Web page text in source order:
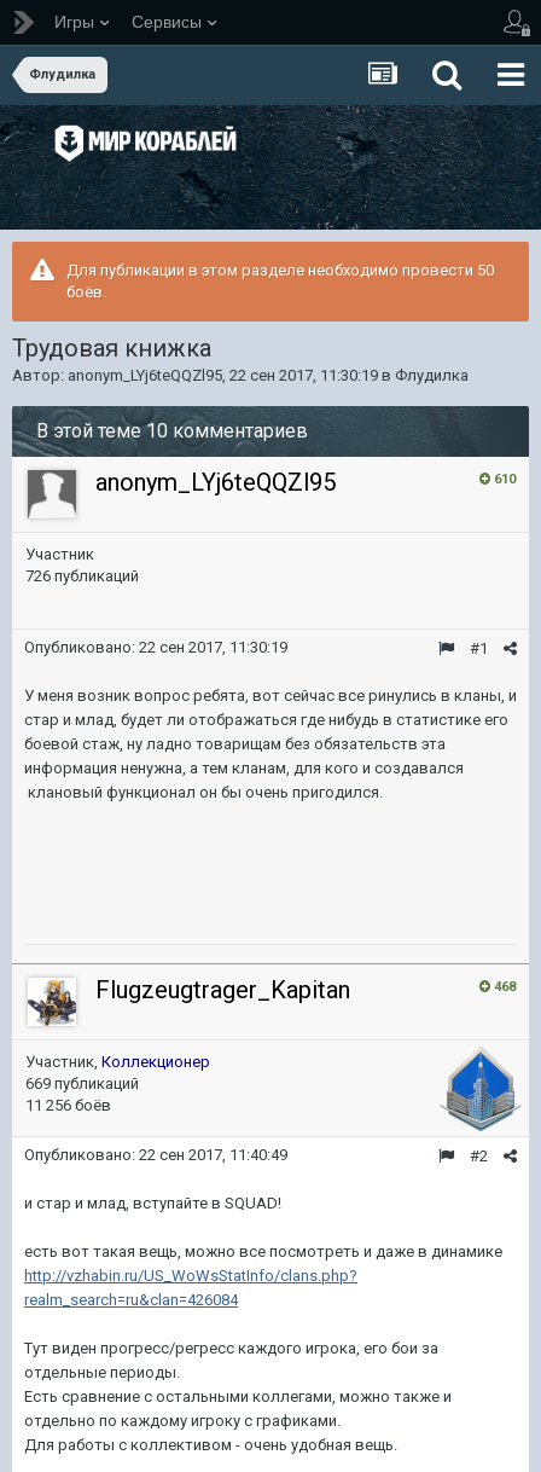
Игры Сервисы
Флудилка
Для публикации в этом разделе необходимо провести 50
боёв.
Трудовая книжка
Автор: anonym_LYj6teQQZl95, 22 сен 2017, 11:30:19 в Флудилка
В этой теме 10 комментариев
610
anonym_LYj6teQQZl95
Участник
726 публикаций
#1
Опубликовано: 22 сен 2017, 11:30:19
У меня возник вопрос ребята, вот сейчас все ринулись в кланы, и
стар и млад, будет ли отображаться где нибудь в статистике его
боевой стаж, ну ладно товарищам без обязательств эта
информация ненужна, а тем кланам, для кого и создавался
клановый функционал он бы очень пригодился.
468
Flugzeugtrager_Kapitan
Участник, Коллекционер
669 публикаций
11 256 боёв
#2
Опубликовано: 22 сен 2017, 11:40:49
и стар и млад, вступайте в SQUAD!
есть вот такая вещь, можно все посмотреть и даже в динамике
http://vzhabin.ru/US_WoWsStatInfo/clans.php?
realm_search=ru&clan=426084
Тут виден прогресс/регресс каждого игрока, его бои за
отдельные периоды.
Есть сравнение с остальными коллегами, можно также и
отдельно по каждому игроку с графиками.
Для работы с коллективом - очень удобная вещь.